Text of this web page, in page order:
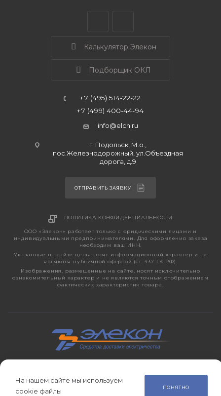
Калькулятор Элекон
Подборщик ОКЛ
+7 (495) 514-22-22
+7 (499) 400-44-94
info@elcn.ru
г. Подольск, М.о.,
пос.Железнодорожный, ул.Объездная
дорога, д.9
ОТПРАВИТЬ ЗАЯВКУ
ПОЛИТИКА КОНФИДЕНЦИАЛЬНОСТИ
ООО «Элекон» работает только с юридическими лицами и
индивидуальными предпринимателями. Для оформления заказа
необходим ваш ИНН.
Указанные на сайте цены носят информационный характер и не
являются публичной офертой (ст. 437 ГК РФ).
Изображения, размещенные на сайте, носят исключительно
ознакомительный характер и не являются точным отображением
фактических характеристик товара.
электротехническая продукция, светотехника с 1998 года.
На нашем сайте мы используем
cookie файлы
ПОНЯТНО